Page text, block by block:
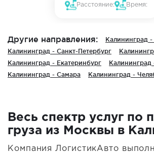
Расстояние: Время:
Другие направления:
Калининград
Калининград - Санкт-Петербург
Калининград - Екатеринбург
Калининград
Калининград - Самара
Калининград -
Весь спектр услуг по
груза из Москвы в
Компания ЛогистикАвто